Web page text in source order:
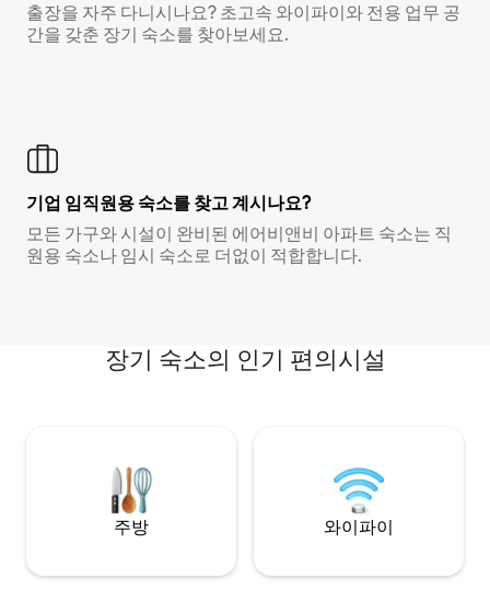
출장을 자주 다니시나요? 초고속 와이파이와 전용 업무 공
간을 갖춘 장기 숙소를 찾아보세요.
기업 임직원용 숙소를 찾고 계시나요?
모든 가구와 시설이 완비된 에어비앤비 아파트 숙소는 직
원용 숙소나 임시 숙소로 더없이 적합합니다.
장기 숙소의 인기 편의시설
주방 와이파이